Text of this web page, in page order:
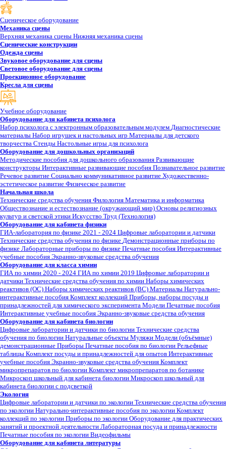
Сценическое оборудование
Механика сцены
Верхняя механика сцены Нижняя механика сцены
Сценические конструкции
Одежда сцены
Звуковое оборудование для сцены
Световое оборудование для сцены
Проекционное оборудование
Кресла для сцены
Учебное оборудование
Оборудование для кабинета психолога
Набор психолога с электронным образовательным модулем Диагностические
материалы Набор игрушек и настольных игр Материалы для детского
творчества Стенды Настольные игры для психолога
Оборудование для дошкольных организаций
Методические пособия для дошкольного образования Развивающие
конструкторы Интерактивные развивающие пособия Познавательное развитие
Речевое развитие Социально коммуникативное развитие Художественно-
эстетическое развитие Физическое развитие
Начальная школа
Технические средства обучения Филология Математика и информатика
Обществознание и естествознание (окружающий мир) Основы религиозных
культур и светской этики Искусство Труд (Технология)
Оборудование для кабинета физики
ГИА-лаборатория по физике 2021 - 2024 Цифровые лаборатории и датчики
Технические средства обучения по физике Демонстрационные приборы по
физике Лабораторные приборы по физике Печатные пособия Интерактивные
учебные пособия Экранно-звуковые средства обучения
Оборудование для класса химии
ГИА по химии 2020 - 2024 ГИА по химии 2019 Цифровые лаборатории и
датчики Технические средства обучения по химии Наборы химических
реактивов (ОС) Наборы химических реактивов (ВС) Материалы Натурально-
интерактивные пособия Комплект коллекций Приборы, наборы посуды и
принадлежностей для химического эксперимента Модели Печатные пособия
Интерактивные учебные пособия Экранно-звуковые средства обучения
Оборудование для кабинета биологии
Цифровые лаборатории и датчики по биологии Технические средства
обучения по биологии Натуральные объекты Муляжи Модели (объёмные)
демонстрационные Приборы Печатные пособия по биологии Рельефные
таблицы Комплект посуды и принадлежностей для опытов Интерактивные
учебные пособия Экранно-звуковые средства обучения Комплект
микропрепаратов по биологии Комплект микропрепаратов по ботанике
Микроскоп школьный для кабинета биологии Микроскоп школьный для
кабинета биологии с подсветкой
Экология
Цифровые лаборатории и датчики по экологии Технические средства обучения
по экологии Натурально-интерактивные пособия по экологии Комплект
коллекций по экологии Приборы по экологии Оборудование для практических
занятий и проектной деятельности Лабораторная посуда и принадлежности
Печатные пособия по экологии Видеофильмы
Оборудование для кабинета литературы